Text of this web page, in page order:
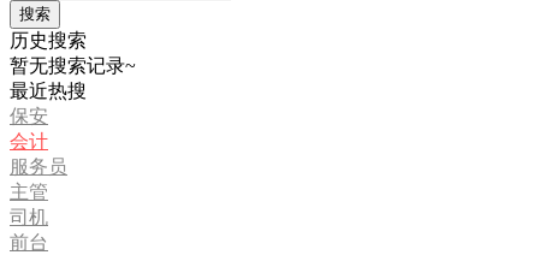
历史搜索
暂无搜索记录~
最近热搜
保安
会计
服务员
主管
司机
前台